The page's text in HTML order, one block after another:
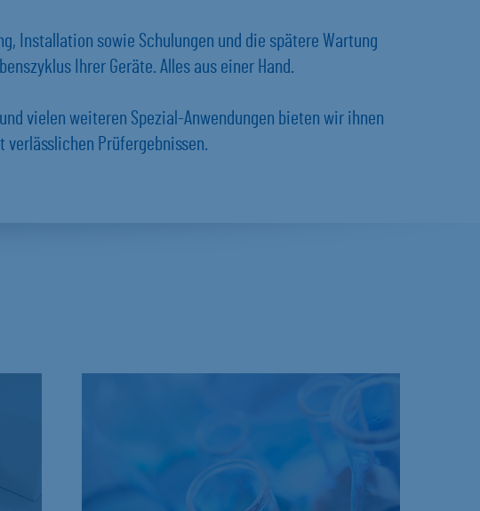
Installation sowie Schulungen und die spätere Wartung
Ihrer Geräte. Alles aus einer Hand.
vielen weiteren Spezial-Anwendungen bieten wir ihnen
Prüfergebnissen.